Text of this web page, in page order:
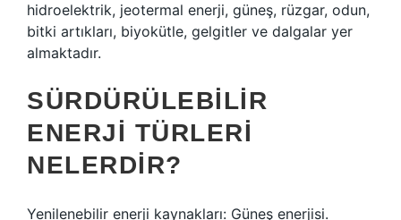
hidroelektrik, jeotermal enerji, güneş, rüzgar, odun,
bitki artıkları, biyokütle, gelgitler ve dalgalar yer
almaktadır.
SÜRDÜRÜLEBILIR
ENERJI TÜRLERI
NELERDIR?
Yenilenebilir enerji kaynakları: Güneş enerjisi.